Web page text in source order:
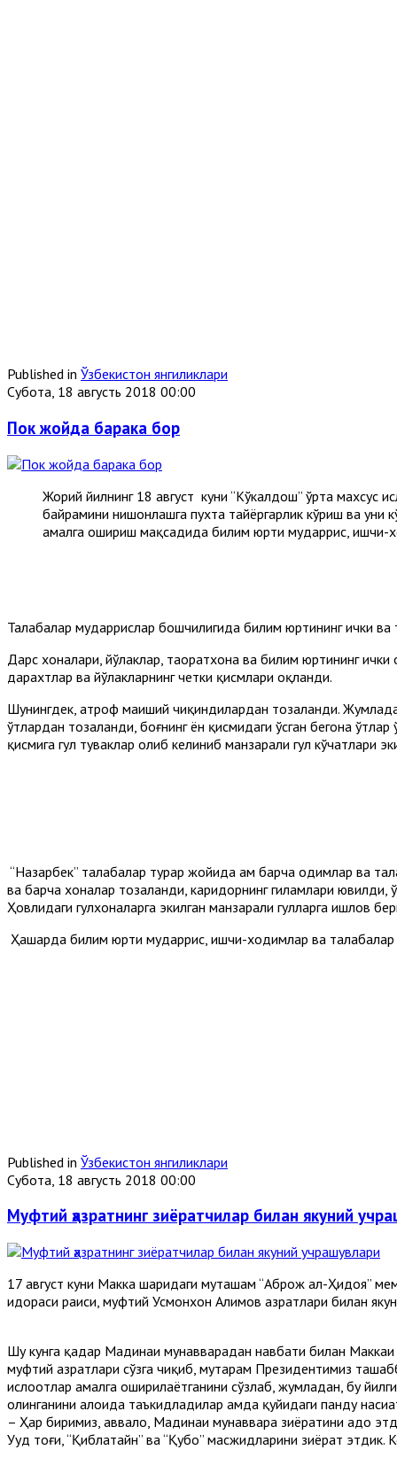
Published in Ўзбекистон янгиликлари
Субота, 18 августь 2018 00:00
Пок жойда барака бор
Жорий йилнинг 18 август куни “Кўкалдош” ўрта махсус
байрамини нишонлашга пухта тайёргарлик кўриш ва
амалга ошириш мақсадида билим юрти мударрис, ишчи-
Талабалар мударрислар бошчилигида билим юртининг ички
Дарс хоналари, йўлаклар, таҳоратхона ва билим юртининг
дарахтлар ва йўлакларнинг четки қисмлари оқланди.
Шунингдек, атроф маиший чиқиндилардан тозаланди.
ўтлардан тозаланди, боғнинг ён қисмидаги ўсган бегона
қисмига гул туваклар олиб келиниб манзарали гул кўчатлари
“Назарбек” талабалар турар жойида ҳам барча ҳодимлар ва
ва барча хоналар тозаланди, каридорнинг гиламлари
Ҳовлидаги гулхоналарга экилган манзарали гулларга ишлов
Ҳашарда билим юрти мударрис, ишчи-ходимлар ва
Published in Ўзбекистон янгиликлари
Субота, 18 августь 2018 00:00
Муфтий ҳазратнинг зиёратчилар билан якуний
17 август куни Макка шаҳридаги муҳташам “Аброж ал-Ҳидоя”
идораси раиси, муфтий Усмонхон Алимов ҳазратлари билан
Шу кунга қадар Мадинаи мунавварадан навбати билан
муфтий ҳазратлари сўзга чиқиб, муҳтарам Президентимиз
ислоҳотлар амалга оширилаётганини сўзлаб, жумладан, бу
олинганини алоҳида таъкидладилар ҳамда қуйидаги панду
– Ҳар биримиз, аввало, Мадинаи мунаввара зиёратини адо
Уҳуд тоғи, “Қиблатайн” ва “Қубо” масжидларини зиёрат